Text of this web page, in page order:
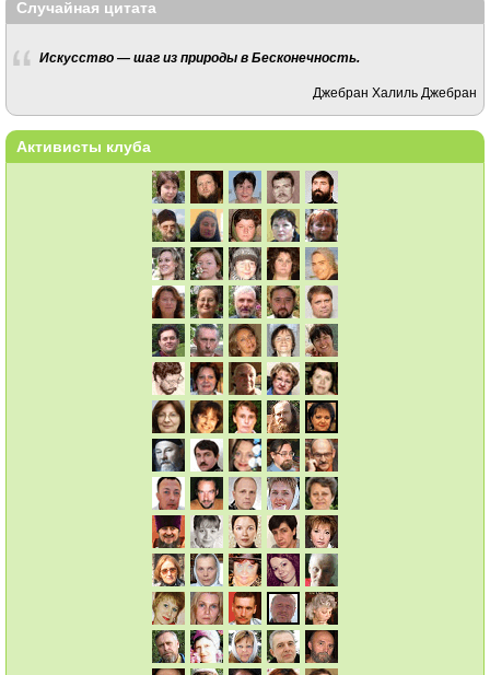
Случайная цитата
Искусство — шаг из природы в Бесконечность.
Джебран Халиль Джебран
Активисты клуба